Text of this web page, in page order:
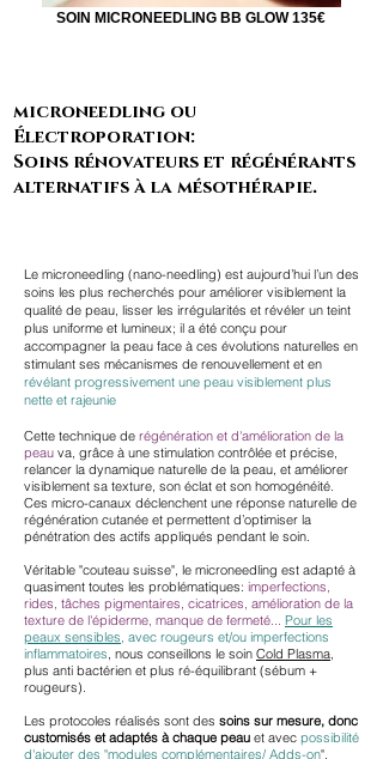
SOIN MICRONEEDLING BB GLOW 135€
microneedling ou
Électroporation:
Soins rénovateurs et régénérants
alternatifs à la mésothérapie.
Le microneedling (nano-needling) est aujourd’hui l’un des
soins les plus recherchés pour améliorer visiblement la
qualité de peau, lisser les irrégularités et révéler un teint
plus uniforme et lumineux; il a été conçu pour
accompagner la peau face à ces évolutions naturelles en
stimulant ses mécanismes de renouvellement et en
révélant progressivement une peau visiblement plus
nette et rajeunie
Cette technique de régénération et d'amélioration de la
peau va, grâce à une stimulation contrôlée et précise,
relancer la dynamique naturelle de la peau, et améliorer
visiblement sa texture, son éclat et son homogénéité.
Ces micro-canaux déclenchent une réponse naturelle de
régénération cutanée et permettent d’optimiser la
pénétration des actifs appliqués pendant le soin.
Véritable "couteau suisse", le microneedling est adapté à
quasiment toutes les problématiques: imperfections,
rides, tâches pigmentaires, cicatrices, amélioration de la
texture de l'épiderme, manque de fermeté... Pour les
peaux sensibles, avec rougeurs et/ou imperfections
inflammatoires, nous conseillons le soin Cold Plasma,
plus anti bactérien et plus ré-équilibrant (sébum +
rougeurs).
Les protocoles réalisés sont des soins sur mesure, donc
customisés et adaptés à chaque peau et avec possibilité
d'ajouter des "modules complémentaires/ Adds-on",